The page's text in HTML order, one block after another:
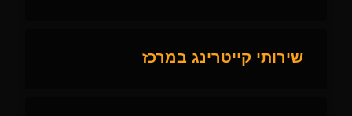
שירותי קייטרינג במרכז